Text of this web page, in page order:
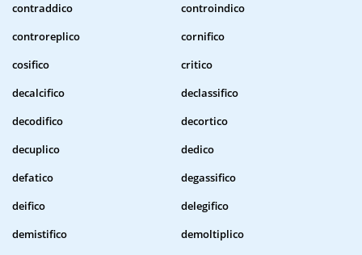
contraddico
controindico
controreplico
cornifico
cosifico
critico
decalcifico
declassifico
decodifico
decortico
decuplico
dedico
defatico
degassifico
deifico
delegifico
demistifico
demoltiplico